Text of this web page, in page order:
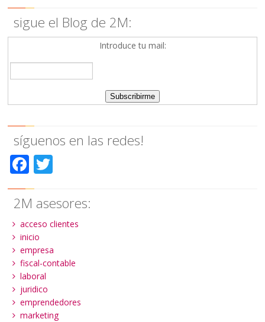
sigue el Blog de 2M:
Introduce tu mail:
síguenos en las redes!
Facebook
2M asesores:
acceso clientes
inicio
empresa
fiscal-contable
laboral
juridico
emprendedores
marketing